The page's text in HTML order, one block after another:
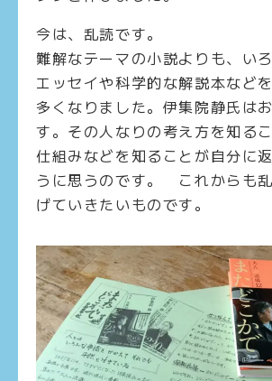
今は、乱読です。
難解なテーマの小説よりも、い
エッセイや科学的な解説本など
多くなりました。伊集院静氏は
す。その人なりの考え方を知る
仕組みなどを知ることが自分に
うに思うのです。 これからも
げていきたいものです。